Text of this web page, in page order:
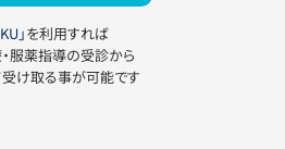
」を利用すれば
服薬指導の受診から
け取る事が可能です